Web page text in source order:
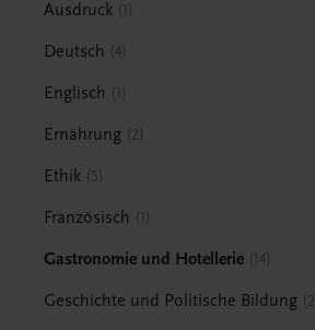
Ausdruck 1
Deutsch 4
Englisch 1
Ernährung 2
Ethik 5
Französisch 1
Gastronomie und Hotellerie 14
Geschichte und Politische Bildung 2